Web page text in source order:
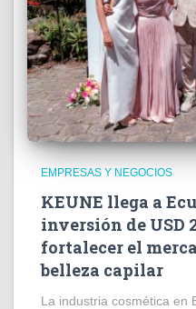
EMPRESAS Y NEGOCIOS
KEUNE llega a
inversión de USD
fortalecer el
belleza capilar
La industria cosmética en